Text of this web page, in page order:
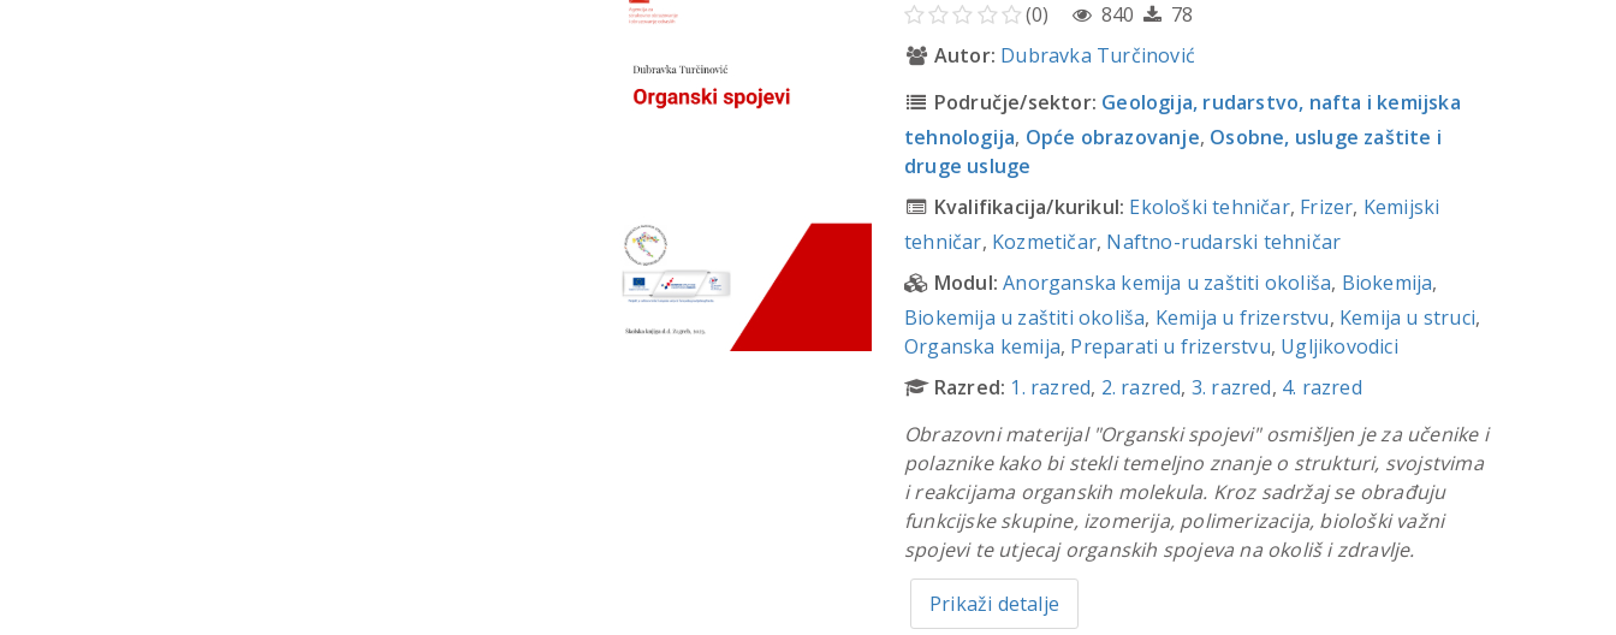
(0) 840
78
Autor: Dubravka Turčinović
Područje/sektor: Geologija, rudarstvo, nafta i kemijska
tehnologija, Opće obrazovanje, Osobne, usluge zaštite i
druge usluge
Kvalifikacija/kurikul: Ekološki tehničar, Frizer, Kemijski
tehničar, Kozmetičar, Naftno-rudarski tehničar
Modul: Anorganska kemija u zaštiti okoliša, Biokemija,
Biokemija u zaštiti okoliša, Kemija u frizerstvu, Kemija u struci,
Organska kemija, Preparati u frizerstvu, Ugljikovodici
Razred: 1. razred, 2. razred, 3. razred, 4. razred
Obrazovni materijal "Organski spojevi" osmišljen je za učenike i
polaznike kako bi stekli temeljno znanje o strukturi, svojstvima
i reakcijama organskih molekula. Kroz sadržaj se obrađuju
funkcijske skupine, izomerija, polimerizacija, biološki važni
spojevi te utjecaj organskih spojeva na okoliš i zdravlje.
Prikaži detalje